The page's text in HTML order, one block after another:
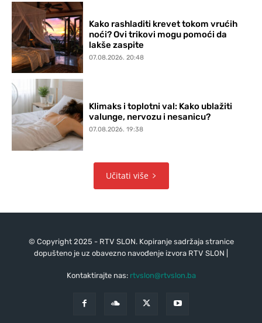
Kako rashladiti krevet tokom vrućih
noći? Ovi trikovi mogu pomoći da
lakše zaspite
07.08.2026. 20:48
Klimaks i toplotni val: Kako ublažiti
valunge, nervozu i nesanicu?
07.08.2026. 19:38
Učitati više
© Copyright 2025 - RTV SLON. Kopiranje sadržaja stranice
dopušteno je uz obavezno navođenje izvora RTV SLON |
Kontaktirajte nas: rtvslon@rtvslon.ba